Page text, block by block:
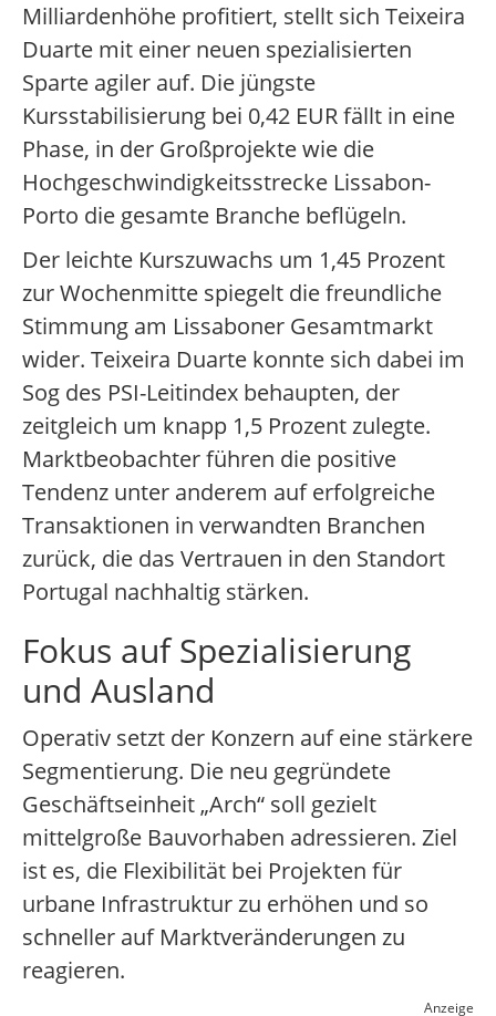
Milliardenhöhe profitiert, stellt sich Teixeira
Duarte mit einer neuen spezialisierten
Sparte agiler auf. Die jüngste
Kursstabilisierung bei 0,42 EUR fällt in eine
Phase, in der Großprojekte wie die
Hochgeschwindigkeitsstrecke Lissabon-
Porto die gesamte Branche beflügeln.
Der leichte Kurszuwachs um 1,45 Prozent
zur Wochenmitte spiegelt die freundliche
Stimmung am Lissaboner Gesamtmarkt
wider. Teixeira Duarte konnte sich dabei im
Sog des PSI-Leitindex behaupten, der
zeitgleich um knapp 1,5 Prozent zulegte.
Marktbeobachter führen die positive
Tendenz unter anderem auf erfolgreiche
Transaktionen in verwandten Branchen
zurück, die das Vertrauen in den Standort
Portugal nachhaltig stärken.
Fokus auf Spezialisierung
und Ausland
Operativ setzt der Konzern auf eine stärkere
Segmentierung. Die neu gegründete
Geschäftseinheit „Arch“ soll gezielt
mittelgroße Bauvorhaben adressieren. Ziel
ist es, die Flexibilität bei Projekten für
urbane Infrastruktur zu erhöhen und so
schneller auf Marktveränderungen zu
reagieren.
Anzeige